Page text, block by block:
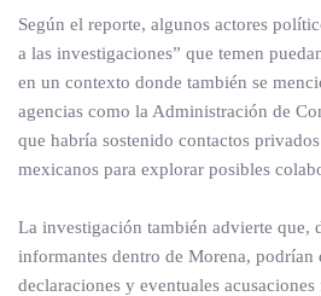
Según el reporte, algunos actores
a las investigaciones” que temen
en un contexto donde también se
agencias como la Administración de
que habría sostenido contactos
mexicanos para explorar posibles
La investigación también advierte que,
informantes dentro de Morena, podrían
declaraciones y eventuales